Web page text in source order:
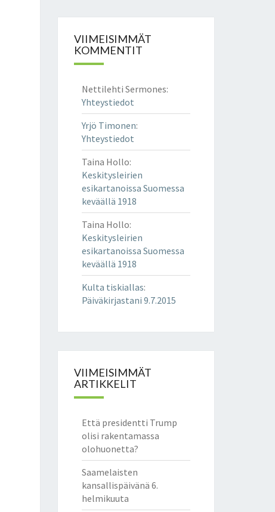
VIIMEISIMMÄT
KOMMENTIT
Nettilehti Sermones:
Yhteystiedot
Yrjö Timonen:
Yhteystiedot
Taina Hollo:
Keskitysleirien
esikartanoissa Suomessa
keväällä 1918
Taina Hollo:
Keskitysleirien
esikartanoissa Suomessa
keväällä 1918
Kulta tiskiallas:
Päiväkirjastani 9.7.2015
VIIMEISIMMÄT
ARTIKKELIT
Että presidentti Trump
olisi rakentamassa
olohuonetta?
Saamelaisten
kansallispäivänä 6.
helmikuuta